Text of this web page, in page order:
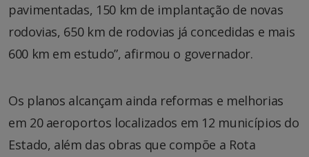
pavimentadas, 150 km de implantação de novas
rodovias, 650 km de rodovias já concedidas e mais
600 km em estudo”, afirmou o governador.
Os planos alcançam ainda reformas e melhorias
em 20 aeroportos localizados em 12 municípios do
Estado, além das obras que compõe a Rota